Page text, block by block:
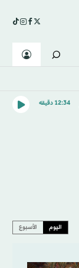
12:34 دقيقه
اليوم الأسبوع